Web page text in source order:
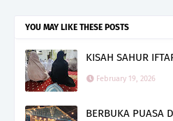
YOU MAY LIKE THESE POSTS
KISAH SAHUR
February 19, 2026
BERBUKA PUASA